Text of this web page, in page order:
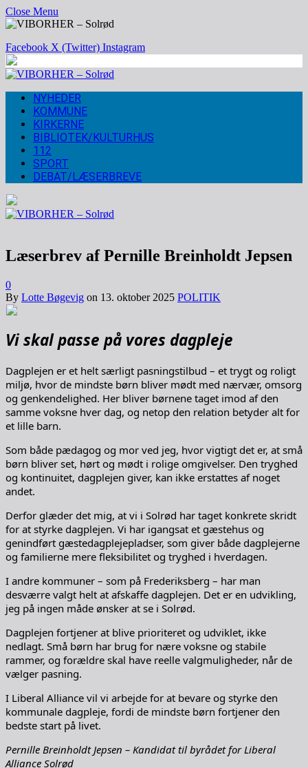
Close Menu
Facebook X (Twitter) Instagram
NYHEDER
KOMMUNE
KIRKERNE
BIBLIOTEK/KULTURHUS
112
SPORT
DEBAT/LÆSERBREVE
Læserbrev af Pernille Breinholdt Jepsen
0
By Lotte Bøgevig on 13. oktober 2025 POLITIK
Vi skal passe på vores dagpleje
Dagplejen er et helt særligt pasningstilbud – et trygt og roligt
miljø, hvor de mindste børn bliver mødt med nærvær, omsorg
og genkendelighed. Her bliver børnene taget imod af den
samme voksne hver dag, og netop den relation betyder alt for
et lille barn.
Som både pædagog og mor ved jeg, hvor vigtigt det er, at små
børn bliver set, hørt og mødt i rolige omgivelser. Den tryghed
og kontinuitet, dagplejen giver, kan ikke erstattes af noget
andet.
Derfor glæder det mig, at vi i Solrød har taget konkrete skridt
for at styrke dagplejen. Vi har igangsat et gæstehus og
genindført gæstedagplejepladser, som giver både dagplejerne
og familierne mere fleksibilitet og tryghed i hverdagen.
I andre kommuner – som på Frederiksberg – har man
desværre valgt helt at afskaffe dagplejen. Det er en udvikling,
jeg på ingen måde ønsker at se i Solrød.
Dagplejen fortjener at blive prioriteret og udviklet, ikke
nedlagt. Små børn har brug for nære voksne og stabile
rammer, og forældre skal have reelle valgmuligheder, når de
vælger pasning.
I Liberal Alliance vil vi arbejde for at bevare og styrke den
kommunale dagpleje, fordi de mindste børn fortjener den
bedste start på livet.
Pernille Breinholdt Jepsen – Kandidat til byrådet for Liberal
Alliance Solrød